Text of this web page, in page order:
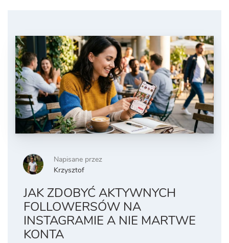
Napisane przez
Krzysztof
JAK ZDOBYĆ AKTYWNYCH
FOLLOWERSÓW NA
INSTAGRAMIE A NIE MARTWE
KONTA